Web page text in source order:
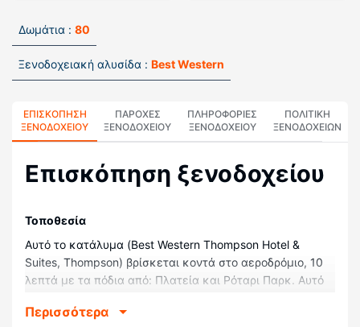
Δωμάτια : 80
Ξενοδοχειακή αλυσίδα : Best Western
ΕΠΙΣΚΌΠΗΣΗ
ΞΕΝΟΔΟΧΕΊΟΥ
ΠΑΡΟΧΕΣ
ΞΕΝΟΔΟΧΕΙΟΥ
ΠΛΗΡΟΦΟΡΊΕΣ
ΞΕΝΟΔΟΧΕΊΟΥ
ΠΟΛΙΤΙΚΗ
ΞΕΝΟΔΟΧΕΊΩΝ
Επισκόπηση ξενοδοχείου
Τοποθεσία
Αυτό το κατάλυμα (Best Western Thompson Hotel &
Suites, Thompson) βρίσκεται κοντά στο αεροδρόμιο, 10
λεπτά με τα πόδια από: Πλατεία και Ρόταρι Παρκ. Αυτό
του Τόμπσον και 0,7 χλμ. από: Εμπορικό Κέντρο Βόρειο
Περισσότερα